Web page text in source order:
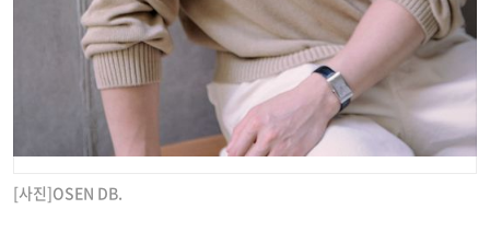
[사진]OSEN DB.